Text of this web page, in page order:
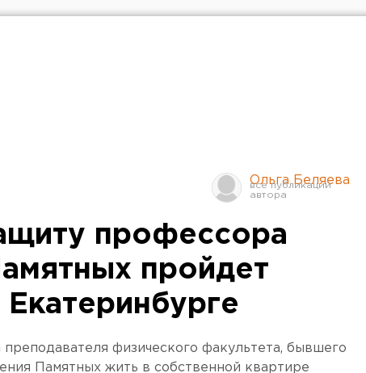
Ольга Беляева
профессора
пройдет
Екатеринбурге
преподавателя физического факультета, бывшего
Памятных жить в собственной квартире